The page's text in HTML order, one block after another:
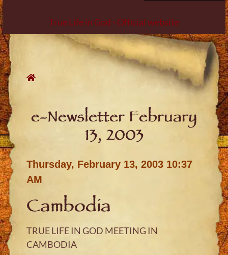
True Life in God - Official website
Skip
to
content
e-Newsletter February
13, 2003
Thursday, February 13, 2003 10:37
AM
Cambodia
TRUE LIFE IN GOD MEETING IN
CAMBODIA